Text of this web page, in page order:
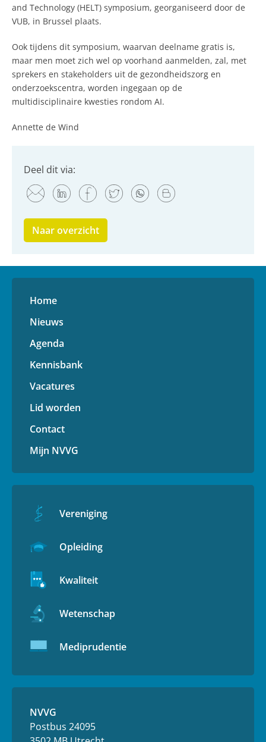
and Technology (HELT) symposium, georganiseerd door de
VUB, in Brussel plaats.
Ook tijdens dit symposium, waarvan deelname gratis is,
maar men moet zich wel op voorhand aanmelden, zal, met
sprekers en stakeholders uit de gezondheidszorg en
onderzoekscentra, worden ingegaan op de
multidisciplinaire kwesties rondom AI.
Annette de Wind
Deel dit via:
Naar overzicht
Home
Nieuws
Agenda
Kennisbank
Vacatures
Lid worden
Contact
Mijn NVVG
Vereniging
Opleiding
Kwaliteit
Wetenschap
Mediprudentie
NVVG
Postbus 24095